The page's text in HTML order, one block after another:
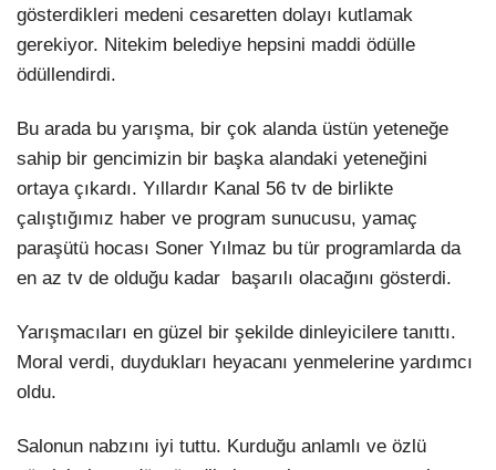
gösterdikleri medeni cesaretten dolayı kutlamak
gerekiyor. Nitekim belediye hepsini maddi ödülle
ödüllendirdi.
Bu arada bu yarışma, bir çok alanda üstün yeteneğe
sahip bir gencimizin bir başka alandaki yeteneğini
ortaya çıkardı. Yıllardır Kanal 56 tv de birlikte
çalıştığımız haber ve program sunucusu, yamaç
paraşütü hocası Soner Yılmaz bu tür programlarda da
en az tv de olduğu kadar başarılı olacağını gösterdi.
Yarışmacıları en güzel bir şekilde dinleyicilere tanıttı.
Moral verdi, duydukları heyacanı yenmelerine yardımcı
oldu.
Salonun nabzını iyi tuttu. Kurduğu anlamlı ve özlü